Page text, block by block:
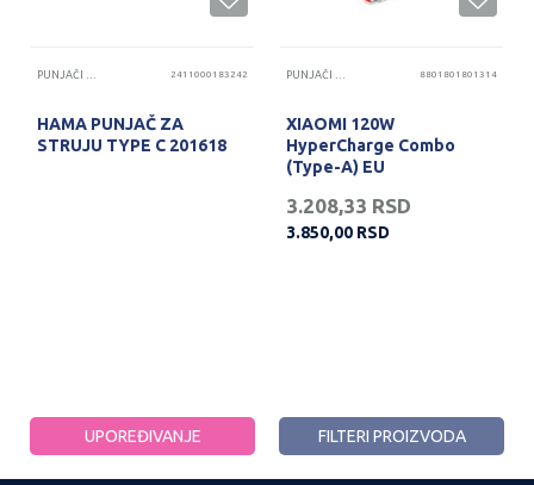
PUNJAČI TELEFONA 2411000183242
HAMA PUNJAČ ZA
STRUJU TYPE C 201618
PUNJAČI TELEFONA 8801801801314
XIAOMI 120W
HyperCharge Combo
(Type-A) EU
3.208,33 RSD
3.850,00 RSD
UPOREĐIVANJE FILTERI PROIZVODA